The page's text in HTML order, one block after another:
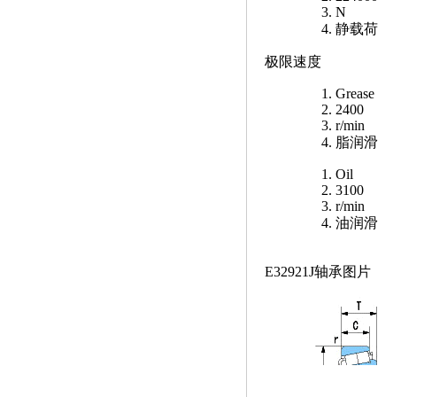
N
静载荷
极限速度
Grease
2400
r/min
脂润滑
Oil
3100
r/min
油润滑
E32921J轴承图片